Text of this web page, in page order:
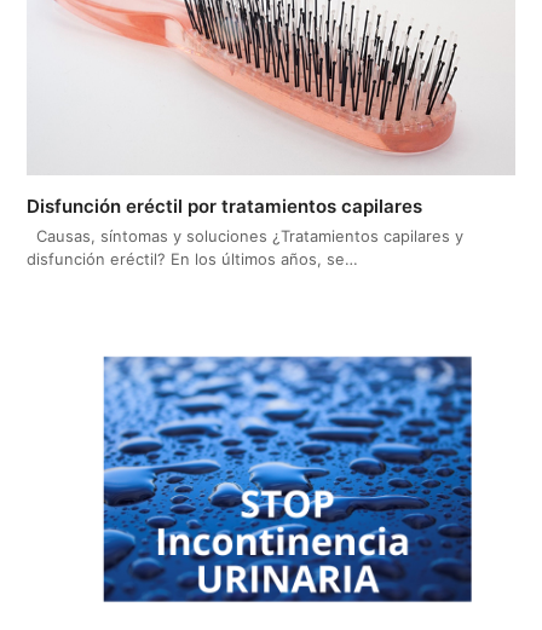
Disfunción eréctil por tratamientos capilares
Causas, síntomas y soluciones ¿Tratamientos capilares y
disfunción eréctil? En los últimos años, se…